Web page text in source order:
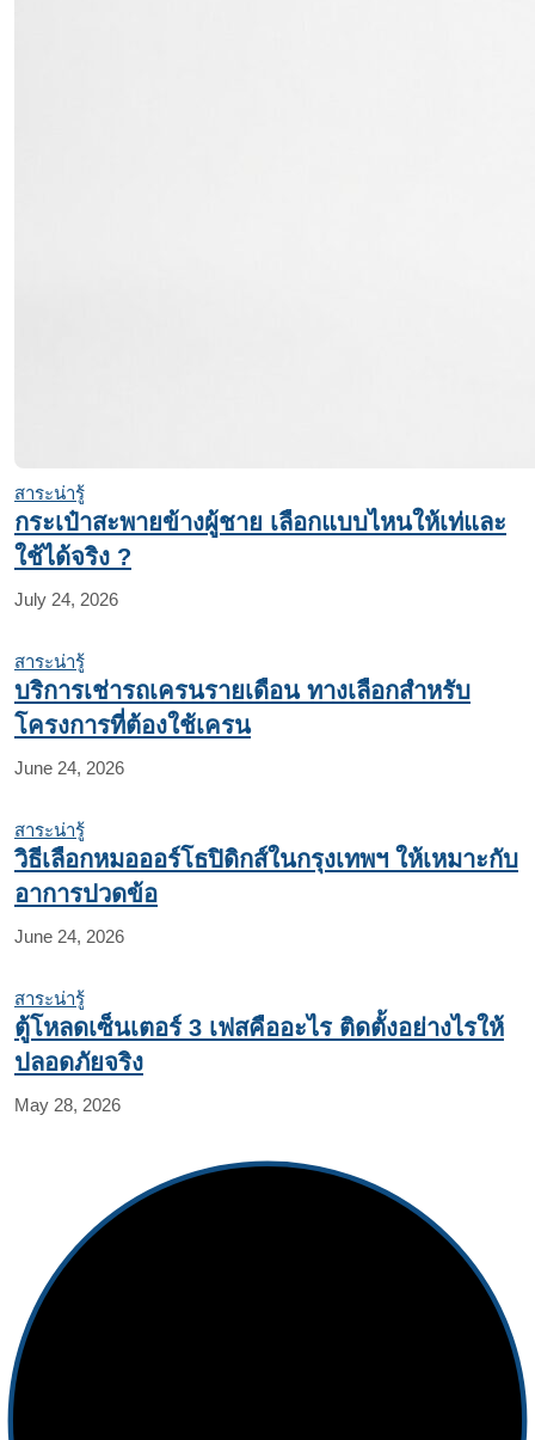
สาระน่ารู้
กระเป๋าสะพายข้างผู้ชาย เลือกแบบไหนให้เท่และ
ใช้ได้จริง ?
July 24, 2026
สาระน่ารู้
บริการเช่ารถเครนรายเดือน ทางเลือกสำหรับ
โครงการที่ต้องใช้เครน
June 24, 2026
สาระน่ารู้
วิธีเลือกหมอออร์โธปิดิกส์ในกรุงเทพฯ ให้เหมาะกับ
อาการปวดข้อ
June 24, 2026
สาระน่ารู้
ตู้โหลดเซ็นเตอร์ 3 เฟสคืออะไร ติดตั้งอย่างไรให้
ปลอดภัยจริง
May 28, 2026